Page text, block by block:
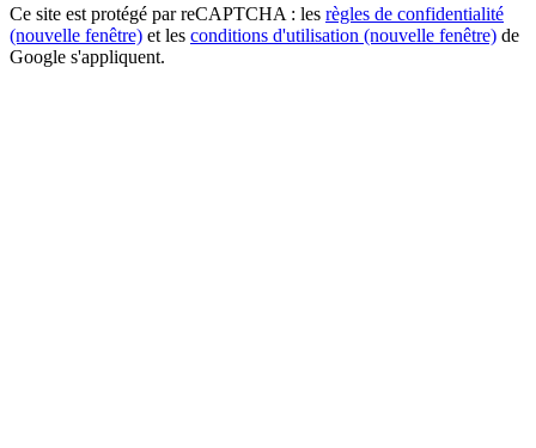
Ce site est protégé par reCAPTCHA : les règles de confidentialité
(nouvelle fenêtre) et les conditions d'utilisation (nouvelle fenêtre) de
Google s'appliquent.